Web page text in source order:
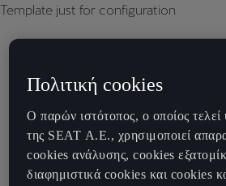
Template just for configuration
Πολιτική cookies
Ο παρών ιστότοπος, ο οποίος τελεί
της SEAT Α.Ε., χρησιμοποιεί
cookies ανάλυσης, cookies
διαφημιστικά cookies και cookies